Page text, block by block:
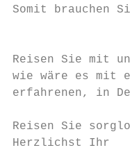
Somit brauchen
Reisen Sie mit
wie wäre es mit
erfahrenen, in
Reisen Sie
Herzlichst Ihr